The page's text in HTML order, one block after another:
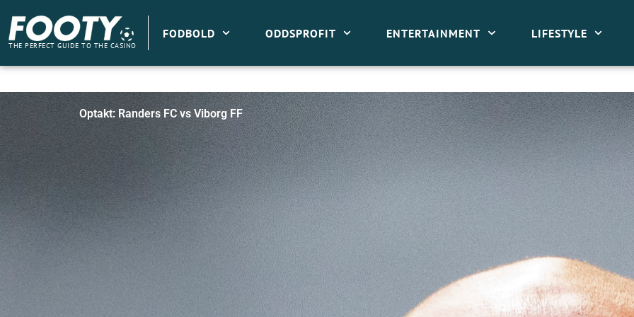
indholdet
THE PERFECT GUIDE TO THE CASINO
FODBOLD ODDSPROFIT ENTERTAINMENT LIFESTYLE
Optakt: Randers FC vs Viborg FF